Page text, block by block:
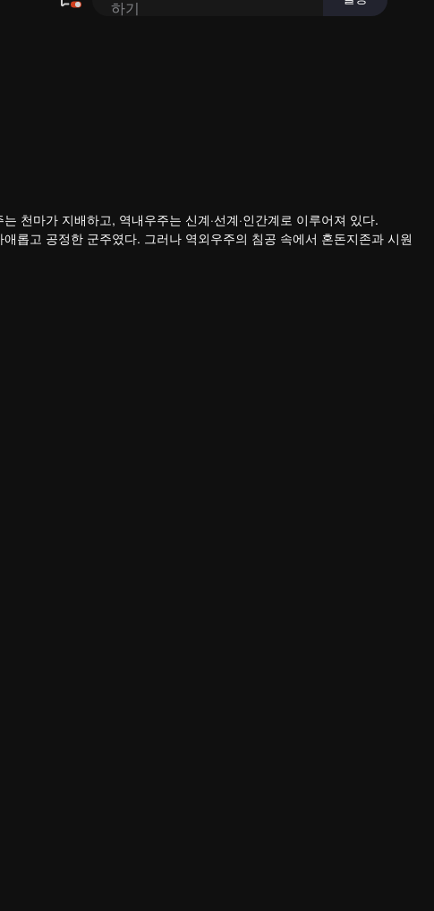
천마가 지배하고, 역내우주는 신계·선계·인간계로 이루어져 있다.
롭고 공정한 군주였다. 그러나 역외우주의 침공 속에서 혼돈지존과 시원
, 나라를 빼앗겼으며, 가장 아끼던 제자 영하천존마저 등을 돌린다. 이후
지 몰리면서 전생의 기억을 각성한다. 홍몽신태를 얻은 그는 폐물에서